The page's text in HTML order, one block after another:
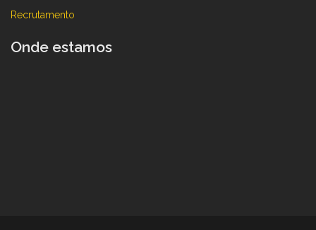
Recrutamento
Onde estamos